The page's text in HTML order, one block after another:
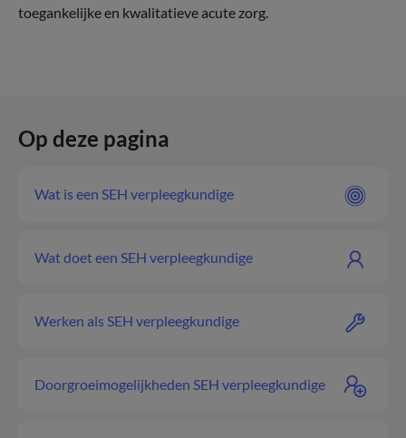
toegankelijke en kwalitatieve acute zorg.
Op deze pagina
Wat is een SEH verpleegkundige
Wat doet een SEH verpleegkundige
Werken als SEH verpleegkundige
Doorgroeimogelijkheden SEH verpleegkundige